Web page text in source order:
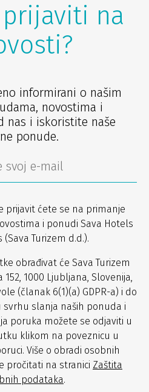
na
informirani o našim
novostima i
nas i iskoristite naše
ponude.
prijavit ćete se na primanje
i ponudi Sava Hotels
(Sava Turizem d.d.).
obrađivat će Sava Turizem
152, 1000 Ljubljana, Slovenija,
(članak 6(1)(a) GDPR-a) i do
svrhu slanja naših ponuda i
poruka možete se odjaviti u
klikom na poveznicu u
Više o obradi osobnih
pročitati na stranici Zaštita
podataka.